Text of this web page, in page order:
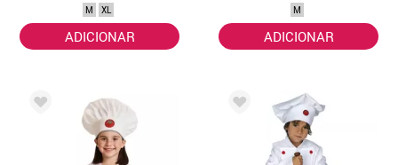
M XL
ADICIONAR
M
ADICIONAR